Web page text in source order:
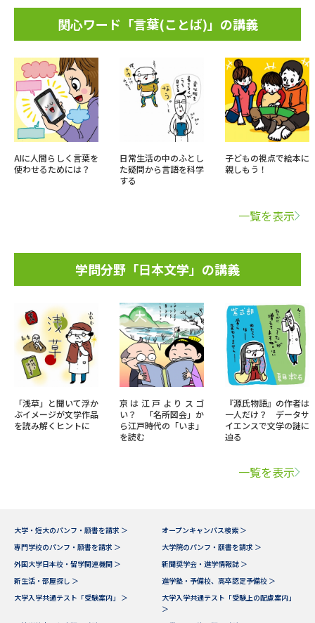
関心ワード「言葉(ことば)」の講義
AIに人間らしく言葉を
使わせるためには？
日常生活の中のふとし
た疑問から言語を科学
する
子どもの視点で絵本に
親しもう！
一覧を表示
学問分野「日本文学」の講義
「浅草」と聞いて浮か
ぶイメージが文学作品
を読み解くヒントに
京は江戸よりスゴ
い？ 「名所図会」か
ら江戸時代の「いま」
を読む
『源氏物語』の作者は
一人だけ？ データサ
イエンスで文学の謎に
迫る
一覧を表示
大学・短大のパンフ・願書を請求 ＞
オープンキャンパス検索 ＞
専門学校のパンフ・願書を請求 ＞
大学院のパンフ・願書を請求 ＞
外国大学日本校・留学関連機関 ＞
新聞奨学会・進学情報誌 ＞
新生活・部屋探し ＞
進学塾・予備校、高卒認定予備校 ＞
大学入学共通テスト「受験案内」 ＞
大学入学共通テスト「受験上の配慮案内」
＞